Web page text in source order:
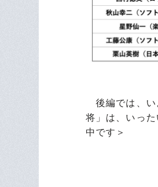
後編では、い
将」は、いっ
中です＞